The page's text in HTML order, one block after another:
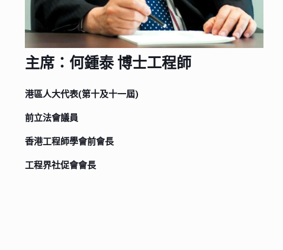
主席：何鍾泰 博士工程師
港區人大代表(第十及十一屆)
前立法會議員
香港工程師學會前會長
工程界社促會會長